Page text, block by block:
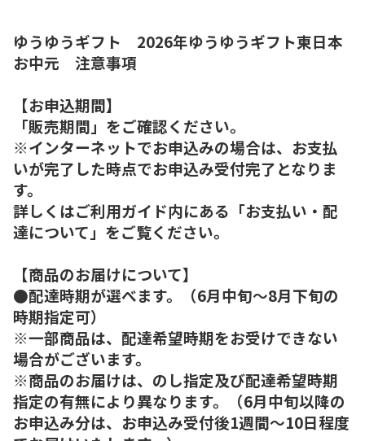
ゆうゆうギフト 2026年ゆうゆうギフト東日本
お中元 注意事項
【お申込期間】
「販売期間」をご確認ください。
※インターネットでお申込みの場合は、お支払
いが完了した時点でお申込み受付完了となりま
す。
詳しくはご利用ガイド内にある「お支払い・配
達について」をご覧ください。
【商品のお届けについて】
●配達時期が選べます。（6月中旬～8月下旬の
時期指定可）
※一部商品は、配達希望時期をお受けできない
場合がございます。
※商品のお届けは、のし指定及び配達希望時期
指定の有無により異なります。（6月中旬以降の
お申込み分は、お申込み受付後1週間～10日程度